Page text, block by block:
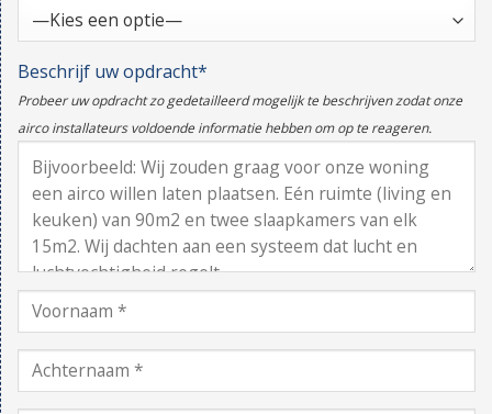
Beschrijf uw opdracht*
Probeer uw opdracht zo gedetailleerd mogelijk te beschrijven zodat onze
airco installateurs voldoende informatie hebben om op te reageren.